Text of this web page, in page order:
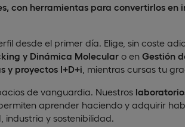
con herramientas para convertirlos en
desde el primer día. Elige, sin coste
y Dinámica Molecular o en Gestión
y proyectos I+D+i , mientras cursas tu
de vanguardia. Nuestros
aprender haciendo y adquirir
industria y sostenibilidad.